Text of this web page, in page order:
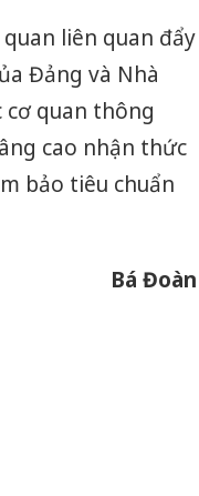
liên quan đẩy
Đảng và Nhà
cơ quan thông
cao nhận thức
bảo tiêu chuẩn
Bá Đoàn